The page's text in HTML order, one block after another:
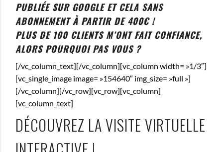
PUBLIÉE SUR GOOGLE ET CELA SANS
ABONNEMENT À PARTIR DE 400€ !
PLUS DE 100 CLIENTS M’ONT FAIT CONFIANCE,
ALORS POURQUOI PAS VOUS ?
[/vc_column_text][/vc_column][vc_column width= »1/3″]
[vc_single_image image= »154640″ img_size= »full »]
[/vc_column][/vc_row][vc_row][vc_column]
[vc_column_text]
DÉCOUVREZ LA VISITE VIRTUELLE